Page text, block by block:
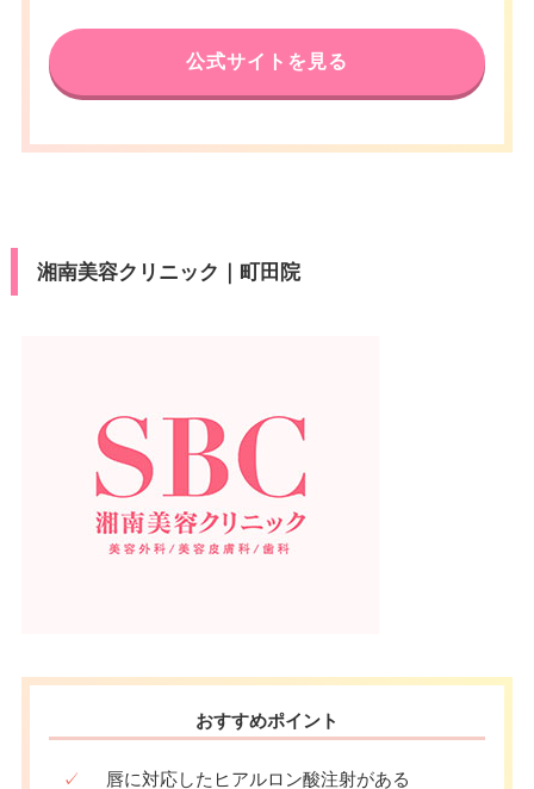
公式サイトを見る
湘南美容クリニック｜町田院
おすすめポイント
✓ 唇に対応したヒアルロン酸注射がある